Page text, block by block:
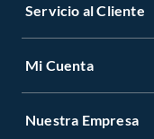
Servicio al Cliente
Mi Cuenta
Nuestra Empresa